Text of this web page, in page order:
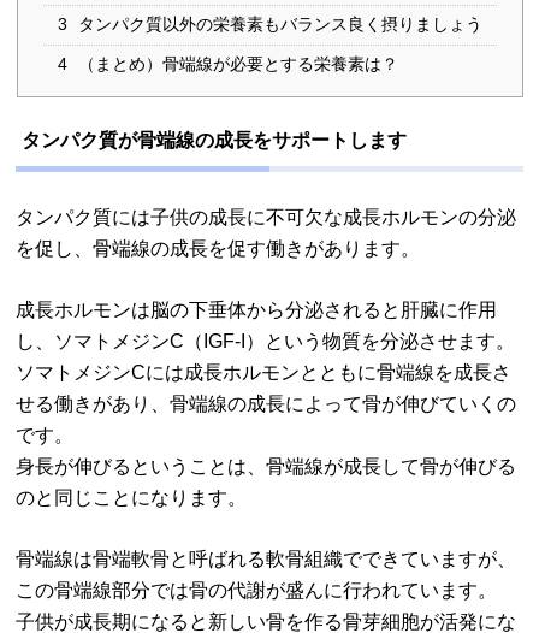
3 タンパク質以外の栄養素もバランス良く摂りましょう
4 （まとめ）骨端線が必要とする栄養素は？
タンパク質が骨端線の成長をサポートします
タンパク質には子供の成長に不可欠な成長ホルモンの分泌
を促し、骨端線の成長を促す働きがあります。
成長ホルモンは脳の下垂体から分泌されると肝臓に作用
し、ソマトメジンC（IGF-I）という物質を分泌させます。
ソマトメジンCには成長ホルモンとともに骨端線を成長さ
せる働きがあり、骨端線の成長によって骨が伸びていくの
です。
身長が伸びるということは、骨端線が成長して骨が伸びる
のと同じことになります。
骨端線は骨端軟骨と呼ばれる軟骨組織でできていますが、
この骨端線部分では骨の代謝が盛んに行われています。
子供が成長期になると新しい骨を作る骨芽細胞が活発にな